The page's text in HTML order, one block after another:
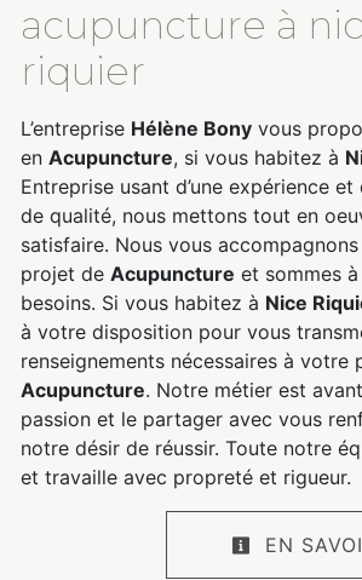
acupuncture à
riquier
L’entreprise Hélène Bony vous
en Acupuncture, si vous habitez à
Entreprise usant d’une expérience et
de qualité, nous mettons tout en
satisfaire. Nous vous
projet de Acupuncture et sommes
besoins. Si vous habitez à Nice
à votre disposition pour vous
renseignements nécessaires à votre
Acupuncture. Notre métier est
passion et le partager avec vous
notre désir de réussir. Toute notre
et travaille avec propreté et rigueur.
EN